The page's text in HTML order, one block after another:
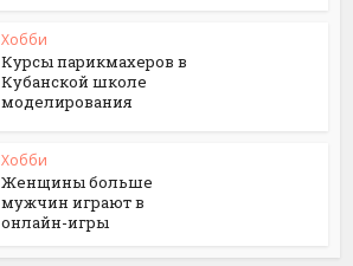
Хобби
Курсы парикмахеров в
Кубанской школе
моделирования
Хобби
Женщины больше
мужчин играют в
онлайн-игры